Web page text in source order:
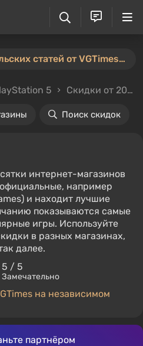
⚡️ Конкурс пользовательских статей от VGTimes продлён — участвуйте тут ⚡️
5 Скидки от 20%
Поиск скидок
интернет-магазинов
например
и находит лучшие
показываются самые
игры. Используйте
в разных магазинах,
далее.
5 / 5
Замечательно
на независимом
партнёром